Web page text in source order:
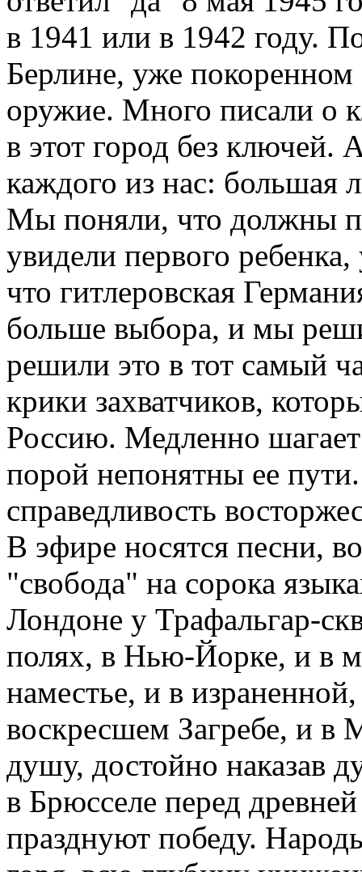
в 1941 или в 1942 году.
Берлине, уже
оружие. Много писали о
в этот город без
каждого из нас: большая
Мы поняли, что должны
увидели первого
что гитлеровская
больше выбора, и мы
решили это в тот самый
крики захватчиков,
Россию. Медленно
порой непонятны ее
справедливость
В эфире носятся песни,
"свобода" на сорока
Лондоне у Трафальгар-
полях, в Нью-Йорке, и в
наместье, и в
воскресшем Загребе, и в
душу, достойно наказав
в Брюсселе перед
празднуют победу.